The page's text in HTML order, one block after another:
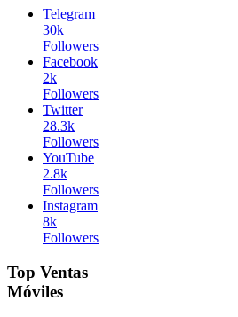
Telegram
30k
Followers
Facebook
2k
Followers
Twitter
28.3k
Followers
YouTube
2.8k
Followers
Instagram
8k
Followers
Top Ventas
Móviles